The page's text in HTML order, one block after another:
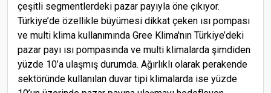
çeşitli segmentlerdeki pazar payıyla öne çıkıyor.
Türkiye’de özellikle büyümesi dikkat çeken ısı pompası
ve multi klima kullanımında Gree Klima'nın Türkiye’deki
pazar payı ısı pompasında ve multi klimalarda şimdiden
yüzde 10’a ulaşmış durumda. Ağırlıklı olarak perakende
sektöründe kullanılan duvar tipi klimalarda ise yüzde